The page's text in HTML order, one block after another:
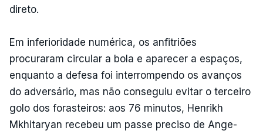
direto.
Em inferioridade numérica, os anfitriões
procuraram circular a bola e aparecer a espaços,
enquanto a defesa foi interrompendo os avanços
do adversário, mas não conseguiu evitar o terceiro
golo dos forasteiros: aos 76 minutos, Henrikh
Mkhitaryan recebeu um passe preciso de Ange-